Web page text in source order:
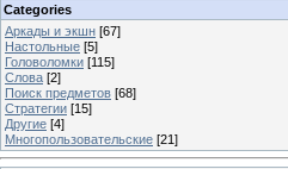
Categories
Аркады и экшн [67]
Настольные [5]
Головоломки [115]
Слова [2]
Поиск предметов [68]
Стратегии [15]
Другие [4]
Многопользовательские [21]